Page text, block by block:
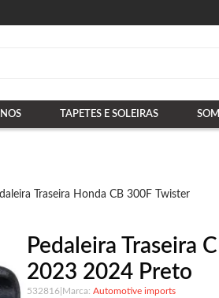
TAPETES E SOLEIRAS
Traseira Honda CB 300F Twister
Pedaleira Traseira
2023 2024 Preto
532816
Automotive imports